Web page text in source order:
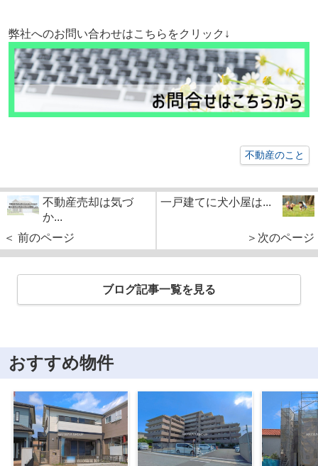
弊社へのお問い合わせはこちらをクリック↓
不動産のこと
不動産売却は気づ
か...
＜ 前のページ
一戸建てに犬小屋は...
＞次のページ
ブログ記事一覧を見る
おすすめ物件